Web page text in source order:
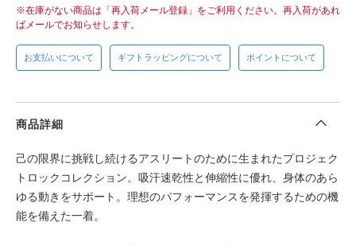
在庫がない商品は「再入荷メール登録」をご利用ください。 再入荷があれ
ばメールでお知らせします。
お支払いについて ギフトラッピングについて ポイントについて
商品詳細
己の限界に挑戦し続けるアスリートのために生まれたプロジェク
トロックコレクション。吸汗速乾性と伸縮性に優れ、身体のあら
ゆる動きをサポート。理想のパフォーマンスを発揮するための機
能を備えた一着。